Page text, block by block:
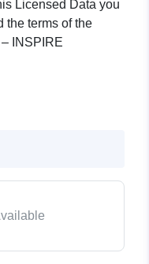
Licensed Data you
the terms of the
INSPIRE